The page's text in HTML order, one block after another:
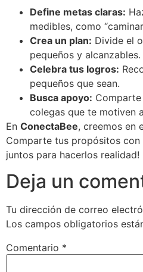
Define metas claras:
medibles, como
Crea un plan: Divide el
pequeños y alcanzables.
Celebra tus logros:
pequeños que sean.
Busca apoyo:
colegas que te motiven
En ConectaBee, creemos en
Comparte tus propósitos con
juntos para hacerlos realidad!
Deja un
Tu dirección de correo
Los campos obligatorios
Comentario *